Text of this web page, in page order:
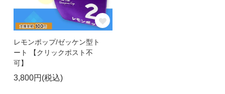
レモンポップ/ゼッケン型ト
ート 【クリックポスト不
可】
3,800円(税込)